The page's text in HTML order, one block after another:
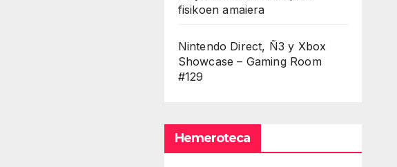
fisikoen amaiera
Nintendo Direct, Ñ3 y Xbox
Showcase – Gaming Room
#129
Hemeroteca